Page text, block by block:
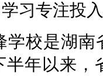
习专注投
学校是湖
半年以来